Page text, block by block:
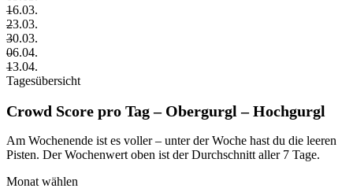
–
16.03.
–
23.03.
–
30.03.
–
06.04.
–
13.04.
Tagesübersicht
Crowd Score pro Tag – Obergurgl – Hochgurgl
Am Wochenende ist es voller – unter der Woche hast du die leeren
Pisten. Der Wochenwert oben ist der Durchschnitt aller 7 Tage.
Monat wählen